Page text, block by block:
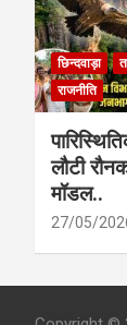
छिन्दवाड़ा
राजनीति
लौटी
मॉडल..
27/05/